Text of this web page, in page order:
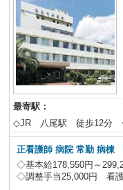
最寄駅：
◇JR 八尾駅 徒歩12分
正看護師 病院 常勤 病棟
◇基本給178,550円～
◇調整手当25,000円 看